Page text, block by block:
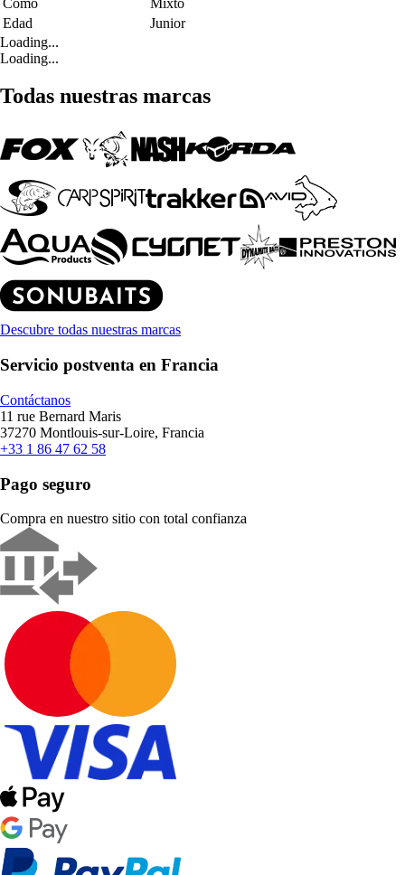
Edad
Junior
Loading...
Loading...
Todas nuestras marcas
Descubre todas nuestras marcas
Servicio postventa en Francia
Contáctanos
11 rue Bernard Maris
37270 Montlouis-sur-Loire, Francia
+33 1 86 47 62 58
Pago seguro
Compra en nuestro sitio con total confianza